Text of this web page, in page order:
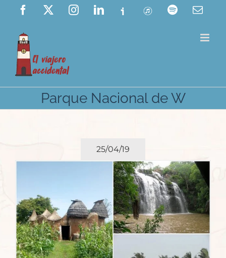
Saltar
contenido
Facebook InstagramLinkedIn
Ivoox ITunes Spotify
Parque Nacional de W
25/04/19